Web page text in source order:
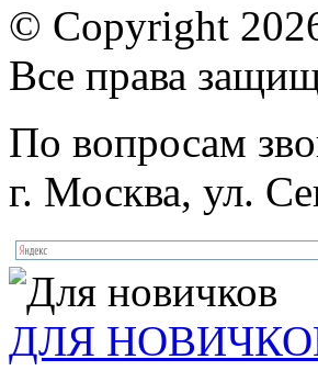
© Copyright
Все права
По вопросам
г. Москва, ул.
ДЛЯ